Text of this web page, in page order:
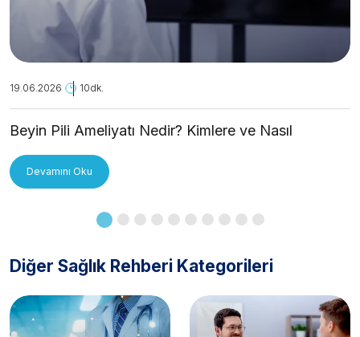
19.06.2026 10dk.
Beyin Pili Ameliyatı Nedir? Kimlere ve Nasıl
Devamını Oku
Diğer Sağlık Rehberi Kategorileri